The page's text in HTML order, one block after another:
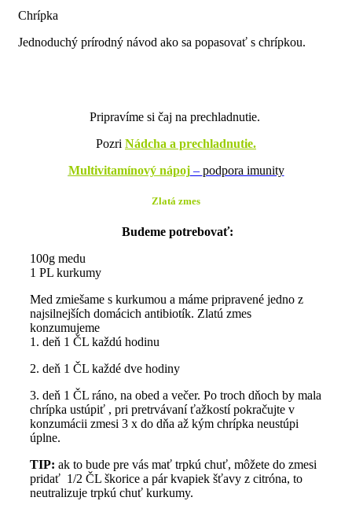
Chrípka
Jednoduchý prírodný návod ako sa popasovať s chrípkou.
Pripravíme si čaj na prechladnutie.
Pozri Nádcha a prechladnutie.
Multivitamínový nápoj– podpora imunity
Zlatá zmes
Budeme potrebovať:
100g medu
1 PL kurkumy
Med zmiešame s kurkumou a máme pripravené jedno z
najsilnejších domácich antibiotík. Zlatú zmes
konzumujeme
1. deň 1 ČL každú hodinu
2. deň 1 ČL každé dve hodiny
3. deň 1 ČL ráno, na obed a večer. Po troch dňoch by mala
chrípka ustúpiť , pri pretrvávaní ťažkostí pokračujte v
konzumácii zmesi 3 x do dňa až kým chrípka neustúpi
úplne.
TIP: ak to bude pre vás mať trpkú chuť, môžete do zmesi
pridať 1/2 ČL škorice a pár kvapiek šťavy z citróna, to
neutralizuje trpkú chuť kurkumy.